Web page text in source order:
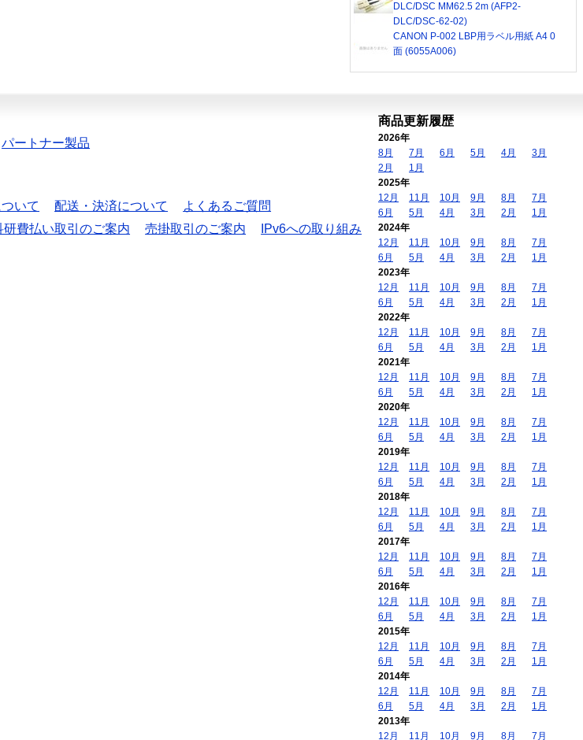
DLC/DSC MM62.5 2m (AFP2-
DLC/DSC-62-02)
CANON P-002 LBP用ラベル用紙 A4 0
面 (6055A006)
パートナー製品
いて 配送・決済について
よくあるご質問
費払い取引のご案内 売掛取引のご案内
IPv6への取り組み
商品更新履歴
2026年
8月
7月 6月 5月 4月
3月
2月
1月
2025年
12月
11月 10月 9月 8月
7月
6月
5月 4月 3月 2月
1月
2024年
12月
11月 10月 9月 8月
7月
6月
5月 4月 3月 2月
1月
2023年
12月
11月 10月 9月 8月
7月
6月
5月 4月 3月 2月
1月
2022年
12月
11月 10月 9月 8月
7月
6月
5月 4月 3月 2月
1月
2021年
12月
11月 10月 9月 8月
7月
6月
5月 4月 3月 2月
1月
2020年
12月
11月 10月 9月 8月
7月
6月
5月 4月 3月 2月
1月
2019年
12月
11月 10月 9月 8月
7月
6月
5月 4月 3月 2月
1月
2018年
12月
11月 10月 9月 8月
7月
6月
5月 4月 3月 2月
1月
2017年
12月
11月 10月 9月 8月
7月
6月
5月 4月 3月 2月
1月
2016年
12月
11月 10月 9月 8月
7月
6月
5月 4月 3月 2月
1月
2015年
12月
11月 10月 9月 8月
7月
6月
5月 4月 3月 2月
1月
2014年
12月
11月 10月 9月 8月
7月
6月
5月 4月 3月 2月
1月
2013年
12月
11月 10月 9月 8月 7月